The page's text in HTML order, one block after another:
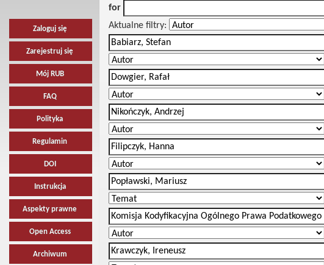
Zaloguj się
Zarejestruj się
Mój RUB
FAQ
Polityka
Regulamin
DOI
Instrukcja
Aspekty prawne
Open Access
Archiwum
for
Aktualne filtry: